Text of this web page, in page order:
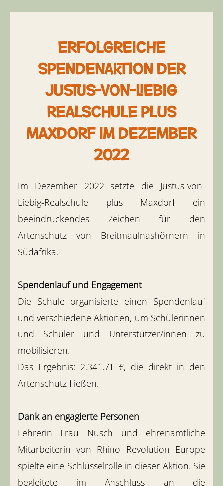
Erfolgreiche
Spendenaktion der
Justus-von-Liebig
Realschule plus
Maxdorf im Dezember
2022
Im Dezember 2022 setzte die Justus-von-
Liebig-Realschule plus Maxdorf ein
beeindruckendes Zeichen für den
Artenschutz von Breitmaulnashörnern in
Südafrika.
Spendenlauf und Engagement
Die Schule organisierte einen Spendenlauf
und verschiedene Aktionen, um Schülerinnen
und Schüler und Unterstützer/innen zu
mobilisieren.
Das Ergebnis: 2.341,71 €, die direkt in den
Artenschutz fließen.
Dank an engagierte Personen
Lehrerin Frau Nusch und ehrenamtliche
Mitarbeiterin von Rhino Revolution Europe
spielte eine Schlüsselrolle in dieser Aktion. Sie
begleitete im Anschluss an die